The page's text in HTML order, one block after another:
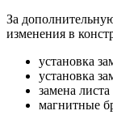
За
изменения в
установка
установка
замена
магнитные